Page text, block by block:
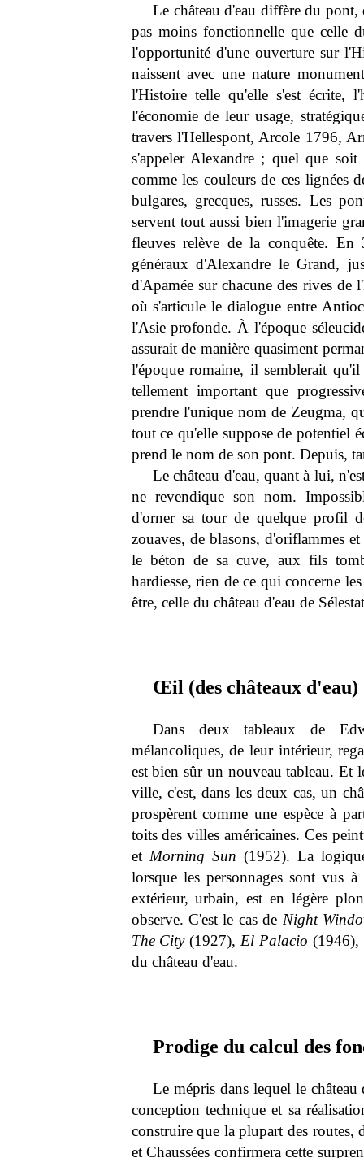
Le château d'eau diffère du pont,
pas moins fonctionnelle que celle
l'opportunité d'une ouverture sur
naissent avec une nature
l'Histoire telle qu'elle s'est écrite,
l'économie de leur usage,
travers l'Hellespont, Arcole 1796,
s'appeler Alexandre ; quel que
comme les couleurs de ces lignées
bulgares, grecques, russes. Les
servent tout aussi bien l'imagerie
fleuves relève de la conquête.
généraux d'Alexandre le Grand,
d'Apamée sur chacune des rives
où s'articule le dialogue entre
l'Asie profonde. À l'époque
assurait de manière quasiment
l'époque romaine, il semblerait
tellement important que
prendre l'unique nom de Zeugma,
tout ce qu'elle suppose de potentiel
prend le nom de son pont. Depuis,
Le château d'eau, quant à lui,
ne revendique son nom.
d'orner sa tour de quelque profil
zouaves, de blasons, d'oriflammes
le béton de sa cuve, aux fils
hardiesse, rien de ce qui concerne
être, celle du château d'eau de
Œil (des châteaux d'eau)
Dans deux tableaux de
mélancoliques, de leur intérieur,
est bien sûr un nouveau tableau. Et
ville, c'est, dans les deux cas, un
prospèrent comme une espèce à
toits des villes américaines. Ces
et Morning Sun (1952). La
lorsque les personnages sont vus
extérieur, urbain, est en légère
observe. C'est le cas de Night
The City(1927), El Palacio (1946),
du château d'eau.
Prodige du calcul des
Le mépris dans lequel le château
conception technique et sa
construire que la plupart des routes,
et Chaussées confirmera cette